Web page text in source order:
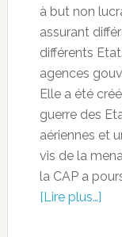
à but non
assurant
différents
agences
Elle a été
guerre des
aériennes et
vis de la
la CAP a
[Lire plus…]